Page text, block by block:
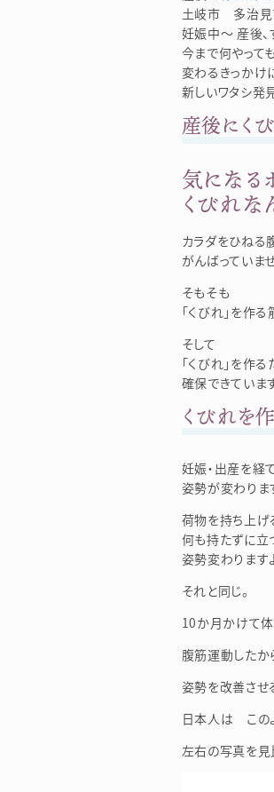
土岐市 多治
妊娠中～ 産後、
今まで何やって
変わるきっかけ
新しいワタシ
産後にく
気になる
くびれな
カラダをひね
がんばっていま
そもそも
「くびれ」を作
そして
「くびれ」を作
確保できていま
くびれを
妊娠・出産を経
姿勢が変わりま
荷物を持ち上げ
何も持たずに立
姿勢変わります
それと同じ。
10か月かけて
腹筋運動したか
姿勢を改善さ
日本人は この
左右の写真を